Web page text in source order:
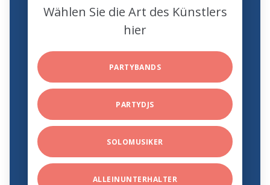
Wählen Sie die Art des Künstlers
hier
PARTYBANDS
PARTYDJS
SOLOMUSIKER
ALLEINUNTERHALTER